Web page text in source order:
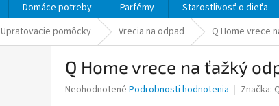
Domáce potreby Parfémy Starostlivosť o dieťa
Upratovacie pomôcky Vrecia na odpad Q Home vrece
Q Home vrece na ťažký
Priemerné
Neohodnotené Podrobnosti hodnotenia Značka: